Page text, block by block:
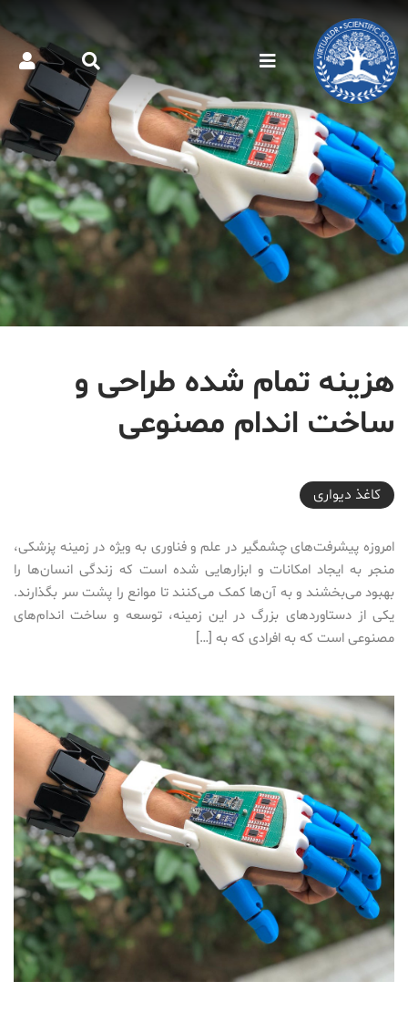
هزینه تمام شده طراحی و
ساخت اندام مصنوعی
2025-10-04T11:52:36+03:30
کاغذ دیواری
امروزه پیشرفت‌های چشمگیر در علم و فناوری به ویژه در زمینه پزشکی،
منجر به ایجاد امکانات و ابزارهایی شده است که زندگی انسان‌ها را
بهبود می‌بخشند و به آن‌ها کمک می‌کنند تا موانع را پشت سر بگذارند.
یکی از دستاوردهای بزرگ در این زمینه، توسعه و ساخت اندام‌های
مصنوعی است که به افرادی که به […]